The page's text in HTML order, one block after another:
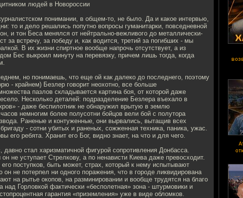
людей в Новороссии
понимании, в общем-то, не было. Да и какое интервью,
то и дело решались попутно вопросы гуманитарки, повседневной
и тон Беса менялся от нейтрально-вежливого до металлически-
за встречу, за победу и, как водится, третий за погибших - мы
В их жизни спиртное вообще напрочь отсутствует, а из
Бес выкроил минуту на перевязку, причем лишь тогда, когда
но понимаешь, что еще ой как далеко до последнего, поэтому
- крайнем) Безлер говорит неохотно, все больше
пазлов складывается картина боя, от которой даже
Несколько деталей: подразделение Безлера въехало в
- даже беспилотник не обнаружил врытую в землю
немногим более полусотни бойцов вели бой с полутора
Раненые и контуженные, они вырвались, вытащив всех
- сотни убитых и раненых, сожженная техника, паника, ужас.
его ребята. Хранит его Бог, видно знает, на что и для чего.
стал харизматичной фигурой сопротивления Донбасса.
не уступает Стрелкову, а по ненависти Киева даже превосходит.
поступков, быть может, страх, который к нему испытывают
не потерпел ни одного поражения, что в городе ликвидирована
на рытье окопов, на разминировании и вообще трудятся на благо
над Горловкой фактически «бесполетная» зона - штурмовики и
гарантия «приземления» уже в виде обломков.